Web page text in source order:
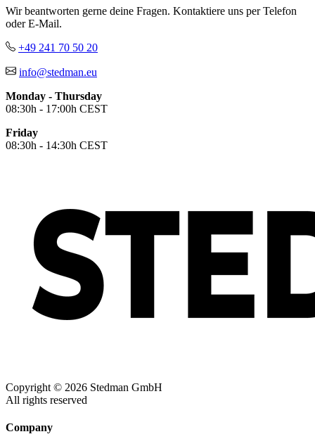
Cyber Orange (COR)
Salmon (SAL)
Yellow (YEL)
Sunflower Yellow (SUN)
Bright Lime (BLI)
Kiwi Green (KIW)
Kelly Green (KEG)
Natural (NAT)
Blue Midnight Dip (BMD)
Light Grey Melange (LGM)
Wir beantworten gerne deine Fragen. Kontaktiere uns per Telefon
oder E-Mail.
+49 241 70 50 20
info@stedman.eu
Monday - Thursday
08:30h - 17:00h CEST
Friday
08:30h - 14:30h CEST
Copyright © 2026 Stedman GmbH
All rights reserved
Company